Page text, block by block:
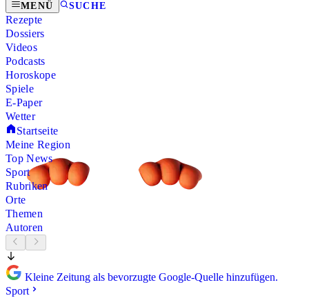
MENÜ SUCHE
Rezepte
Dossiers
Videos
Podcasts
Horoskope
Spiele
E-Paper
Wetter
Startseite
Meine Region
Top News
Sport
Rubriken
Orte
Themen
Autoren
Kleine Zeitung als bevorzugte Google-Quelle hinzufügen.
Sport